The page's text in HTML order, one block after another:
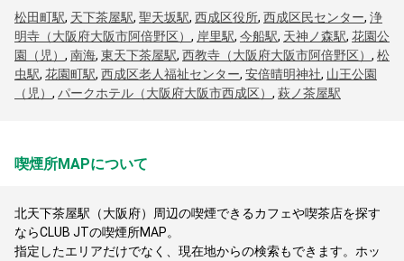
松田町駅, 天下茶屋駅, 聖天坂駅, 西成区役所, 西成区民センター, 浄
明寺（大阪府大阪市阿倍野区） , 岸里駅, 今船駅, 天神ノ森駅, 花園公
園（児） , 南海, 東天下茶屋駅, 西教寺（大阪府大阪市阿倍野区） , 松
虫駅, 花園町駅, 西成区老人福祉センター, 安倍晴明神社, 山王公園
（児） , パークホテル（大阪府大阪市西成区） , 萩ノ茶屋駅
喫煙所MAPについて
北天下茶屋駅（大阪府）周辺の喫煙できるカフェや喫茶店を探す
ならCLUB JTの喫煙所MAP。
指定したエリアだけでなく、現在地からの検索もできます。ホッ